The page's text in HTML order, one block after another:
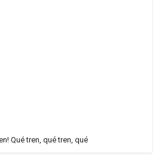
Qué tren, qué tren, qué